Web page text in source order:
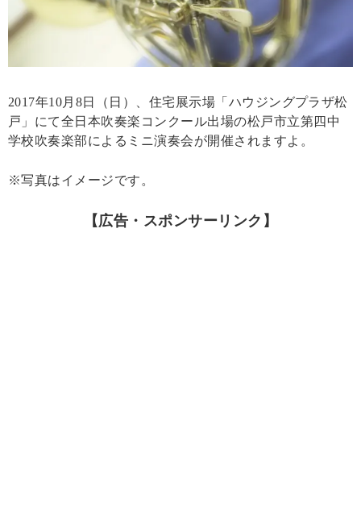
2017年10月8日（日）、住宅展示場「ハウジングプラザ松
戸」にて全日本吹奏楽コンクール出場の松戸市立第四中
学校吹奏楽部によるミニ演奏会が開催されますよ。
※写真はイメージです。
【広告・スポンサーリンク】